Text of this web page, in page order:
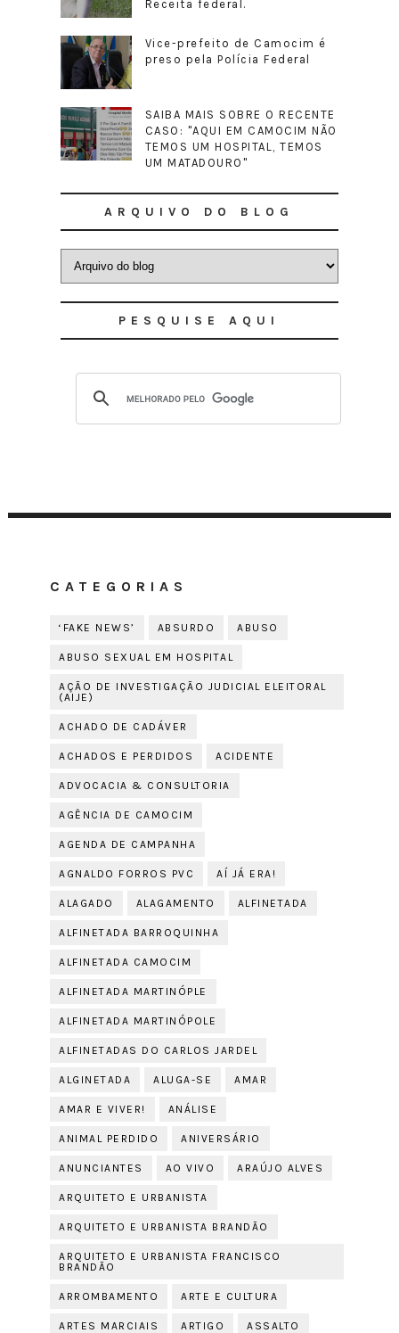
Receita federal.
Vice-prefeito de Camocim é
preso pela Polícia Federal
SAIBA MAIS SOBRE O RECENTE
CASO: "AQUI EM CAMOCIM NÃO
TEMOS UM HOSPITAL, TEMOS
UM MATADOURO"
ARQUIVO DO BLOG
PESQUISE AQUI
CATEGORIAS
‘FAKE NEWS’ ABSURDO ABUSO
ABUSO SEXUAL EM HOSPITAL
AÇÃO DE INVESTIGAÇÃO JUDICIAL ELEITORAL
(AIJE)
ACHADO DE CADÁVER
ACHADOS E PERDIDOS ACIDENTE
ADVOCACIA & CONSULTORIA
AGÊNCIA DE CAMOCIM
AGENDA DE CAMPANHA
AGNALDO FORROS PVC AÍ JÁ ERA!
ALAGADO ALAGAMENTO ALFINETADA
ALFINETADA BARROQUINHA
ALFINETADA CAMOCIM
ALFINETADA MARTINÓPLE
ALFINETADA MARTINÓPOLE
ALFINETADAS DO CARLOS JARDEL
ALGINETADA ALUGA-SE AMAR
AMAR E VIVER! ANÁLISE
ANIMAL PERDIDO ANIVERSÁRIO
ANUNCIANTES AO VIVO ARAÚJO ALVES
ARQUITETO E URBANISTA
ARQUITETO E URBANISTA BRANDÃO
ARQUITETO E URBANISTA FRANCISCO
BRANDÃO
ARROMBAMENTO ARTE E CULTURA
ARTES MARCIAIS ARTIGO ASSALTO